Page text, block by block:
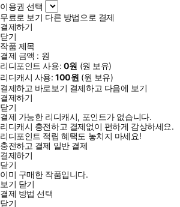
이용권 선택
무료로 보기 다른 방법으로 결제
결제하기
닫기
작품 제목
결제 금액 : 원
리디포인트 사용: 0원 (원 보유)
리디캐시 사용:100원 (원 보유)
결제하고 바로보기 결제하고 다음에 보기
결제하기
닫기
결제 가능한 리디캐시, 포인트가 없습니다.
리디캐시 충전하고 결제없이 편하게 감상하세요.
리디포인트 적립 혜택도 놓치지 마세요!
충전하고 결제 일반 결제
결제하기
닫기
이미 구매한 작품입니다.
보기 닫기
결제 방법 선택
닫기